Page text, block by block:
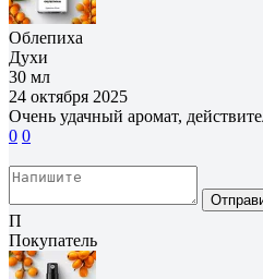
Облепиха
Духи
30 мл
24 октября 2025
Очень удачный аромат,
0 0
П
Покупатель